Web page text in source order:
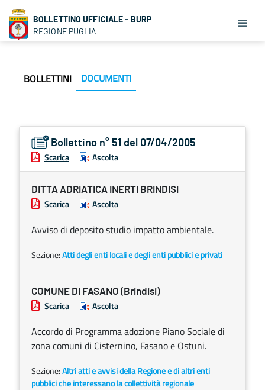
BOLLETTINO UFFICIALE - BURP
REGIONE PUGLIA
BOLLETTINI DOCUMENTI
Bollettino n° 51 del 07/04/2005
Scarica Ascolta
DITTA ADRIATICA INERTI BRINDISI
Scarica Ascolta
Avviso di deposito studio impatto ambientale.
Sezione:Atti degli enti locali e degli enti pubblici e privati
COMUNE DI FASANO (Brindisi)
Scarica Ascolta
Accordo di Programma adozione Piano Sociale di
zona comuni di Cisternino, Fasano e Ostuni.
Sezione:Altri atti e avvisi della Regione e di altri enti
pubblici che interessano la collettività regionale